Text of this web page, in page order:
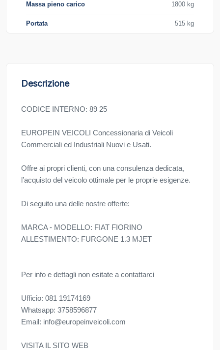
Massa pieno carico 1800 kg
Portata 515 kg
Descrizione
CODICE INTERNO: 89 25
EUROPEIN VEICOLI Concessionaria di Veicoli
Commerciali ed Industriali Nuovi e Usati.
Offre ai propri clienti, con una consulenza dedicata,
l’acquisto del veicolo ottimale per le proprie esigenze.
Di seguito una delle nostre offerte:
MARCA - MODELLO: FIAT FIORINO
ALLESTIMENTO: FURGONE 1.3 MJET
Per info e dettagli non esitate a contattarci
Ufficio: 081 19174169
Whatsapp: 3758596877
Email: info@europeinveicoli.com
VISITA IL SITO WEB